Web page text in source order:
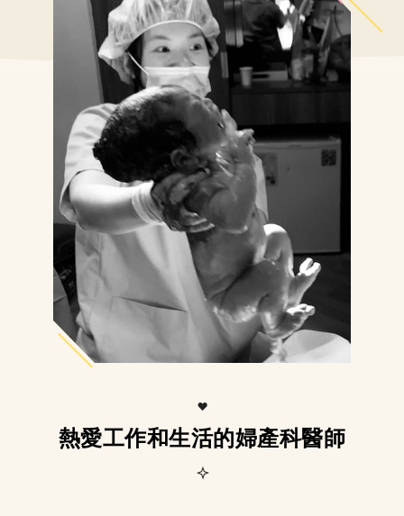
熱愛工作和生活的婦產科醫師